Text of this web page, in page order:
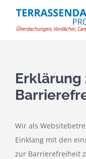
springen
Erklärung
Wir als
Einklang mit den
zur Barrierefreiheit